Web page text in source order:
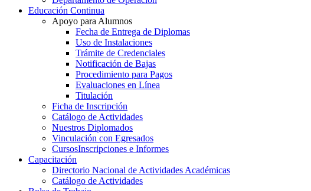
Educación Continua
Apoyo para Alumnos
Fecha de Entrega de Diplomas
Uso de Instalaciones
Trámite de Credenciales
Notificación de Bajas
Procedimiento para Pagos
Evaluaciones en Línea
Titulación
Ficha de Inscripción
Catálogo de Actividades
Nuestros Diplomados
Vinculación con Egresados
CursosInscripciones e Informes
Capacitación
Directorio Nacional de Actividades Académicas
Catálogo de Actividades